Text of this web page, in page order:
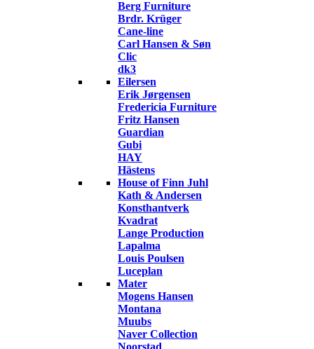
Berg Furniture
Brdr. Krüger
Cane-line
Carl Hansen & Søn
Clic
dk3
Eilersen
Erik Jørgensen
Fredericia Furniture
Fritz Hansen
Guardian
Gubi
HAY
Hästens
House of Finn Juhl
Kath & Andersen
Konsthantverk
Kvadrat
Lange Production
Lapalma
Louis Poulsen
Luceplan
Mater
Mogens Hansen
Montana
Muubs
Naver Collection
Noorstad